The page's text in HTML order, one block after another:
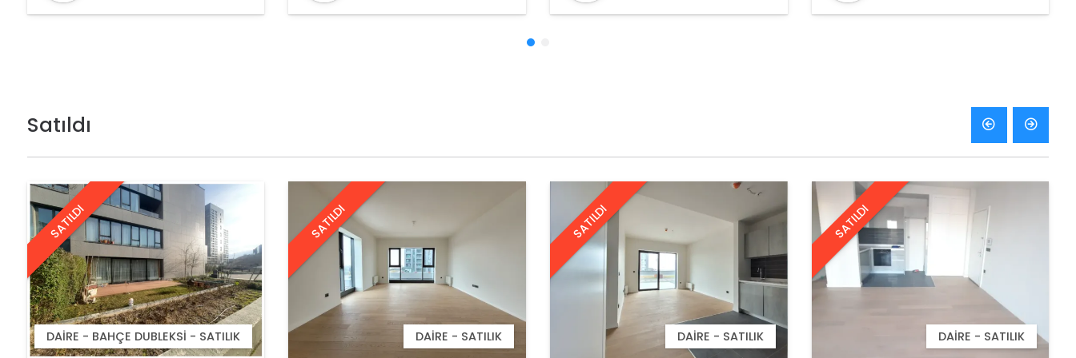
DANIŞMANI
DANIŞMANI
DANIŞMANI
DANIŞMANI
Satıldı
SATILDI
DAIRE - SATILIK
SATILDI
DAIRE - SATILIK
SATILDI
DAIRE - SATILIK
SATILDI
DAIRE - SATILIK